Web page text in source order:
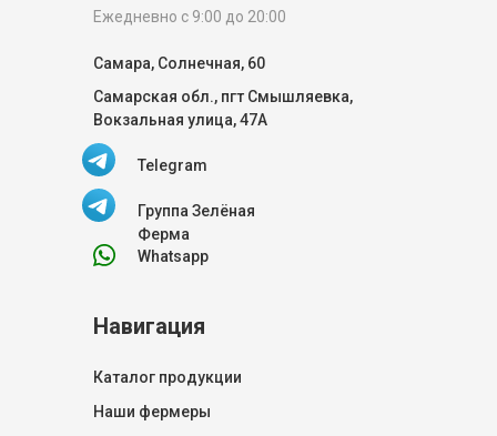
Ежедневно с 9:00 до 20:00
Самарская обл., пгт Смышляевка,
Вокзальная улица, 47А
Самара, Солнечная, 60
Наши фермеры
Каталог продукции
Telegram
Группа Зелёная
Ферма
Whatsapp
Навигация